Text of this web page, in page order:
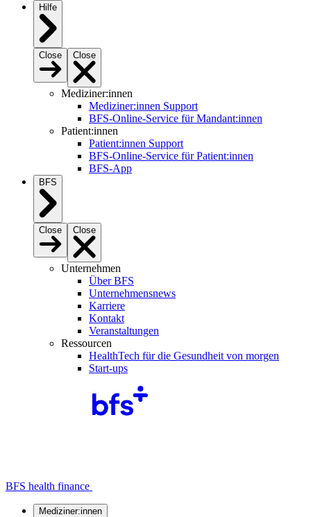
Hilfe
Close Close
Mediziner:innen
Mediziner:innen Support
BFS-Online-Service für Mandant:innen
Patient:innen
Patient:innen Support
BFS-Online-Service für Patient:innen
BFS-App
BFS
Close Close
Unternehmen
Über BFS
Unternehmensnews
Karriere
Kontakt
Veranstaltungen
Ressourcen
HealthTech für die Gesundheit von morgen
Start-ups
BFS health finance
Mediziner:innen